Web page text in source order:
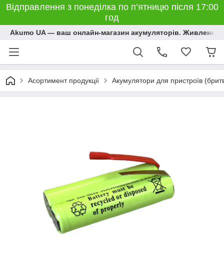
Відправлення з понеділка по п’ятницю після 17:00
год
Akumo UA — ваш онлайн-магазин акумуляторів. Живлення,
Асортимент продукції Акумулятори для пристроїв